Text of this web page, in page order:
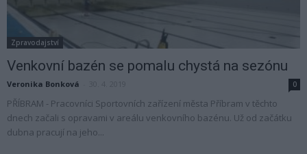
Zpravodajství
Venkovní bazén se pomalu chystá na sezónu
Veronika Bonková 0
PŘÍBRAM - Pracovníci Sportovních zařízení města Příbram v těchto
dnech začali s opravami v areálu venkovního bazénu. Už od začátku
dubna pracují na jeho...